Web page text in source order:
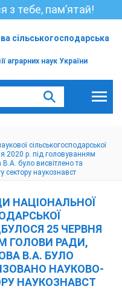
з тебе, пам’ятай!
сільськогосподарська
аграрних наук України
сільськогосподарської
2020 р. під головуванням
було висвітлено та
сектору наукознавст
НАЦІОНАЛЬНОЇ
25 ЧЕРВНЯ
ГОЛОВИ РАДИ,
В.А. БУЛО
НАУКОВО-
НАУКОЗНАВСТ